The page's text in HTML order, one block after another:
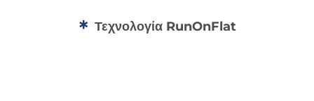
Τεχνολογία RunOnFlat